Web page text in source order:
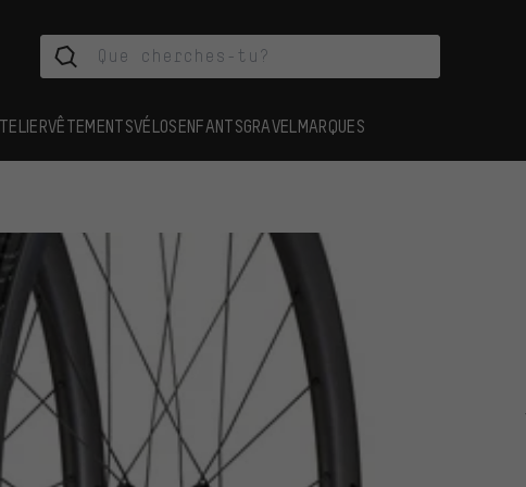
VÊTEMENTSVÉLOSENFANTSGRAVEL MARQUES